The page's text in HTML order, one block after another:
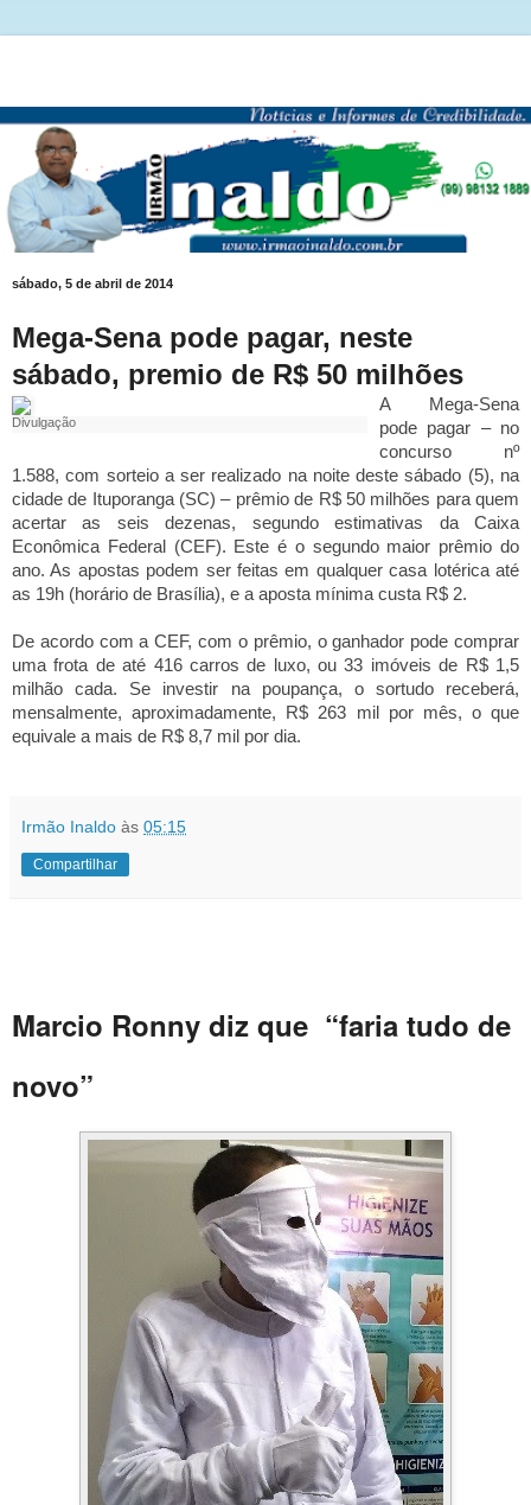
sábado, 5 de abril de 2014
Mega-Sena pode pagar, neste
sábado, premio de R$ 50 milhões
Divulgação
A Mega-Sena
pode pagar – no
concurso nº
1.588, com sorteio a ser realizado na noite deste sábado (5), na
cidade de Ituporanga (SC) – prêmio de R$ 50 milhões para quem
acertar as seis dezenas, segundo estimativas da Caixa
Econômica Federal (CEF). Este é o segundo maior prêmio do
ano. As apostas podem ser feitas em qualquer casa lotérica até
as 19h (horário de Brasília), e a aposta mínima custa R$ 2.
De acordo com a CEF, com o prêmio, o ganhador pode comprar
uma frota de até 416 carros de luxo, ou 33 imóveis de R$ 1,5
milhão cada. Se investir na poupança, o sortudo receberá,
mensalmente, aproximadamente, R$ 263 mil por mês, o que
equivale a mais de R$ 8,7 mil por dia.
Irmão Inaldo às 05:15
Compartilhar
Marcio Ronny diz que “faria tudo de
novo”